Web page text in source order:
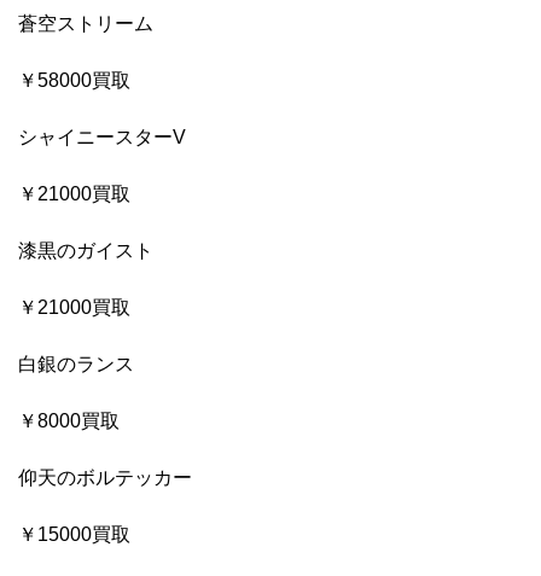
蒼空ストリーム
￥58000買取
シャイニースターV
￥21000買取
漆黒のガイスト
￥21000買取
白銀のランス
￥8000買取
仰天のボルテッカー
￥15000買取